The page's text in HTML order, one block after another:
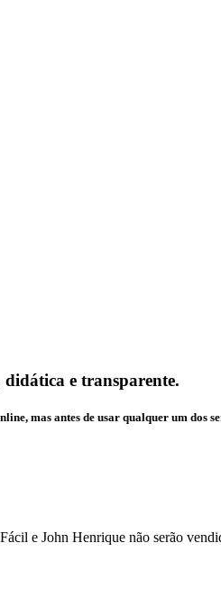
didática e transparente.
mas antes de usar qualquer um dos
e John Henrique não serão